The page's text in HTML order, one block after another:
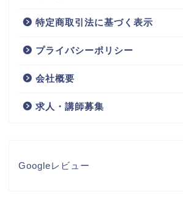
特定商取引法に基づく表示
プライバシーポリシー
会社概要
求人・講師募集
Googleレビュー